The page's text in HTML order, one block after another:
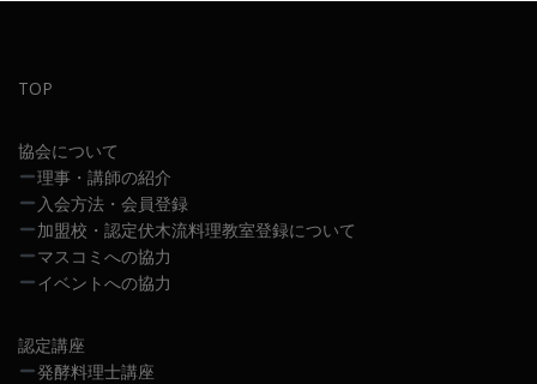
TOP
協会について
理事・講師の紹介
入会方法・会員登録
加盟校・認定伏木流料理教室登録について
マスコミへの協力
イベントへの協力
認定講座
発酵料理士講座